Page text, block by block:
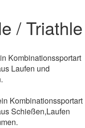
/ Triathle
Kombinationssportart
Laufen und
Kombinationssportart
Schießen,Laufen